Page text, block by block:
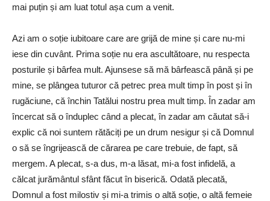
mai puțin și am luat totul așa cum a venit.
Azi am o soție iubitoare care are grijă de mine și care nu-mi
iese din cuvânt. Prima soție nu era ascultătoare, nu respecta
posturile și bârfea mult. Ajunsese să mă bârfească până și pe
mine, se plângea tuturor că petrec prea mult timp în post și în
rugăciune, că închin Tatălui nostru prea mult timp. În zadar am
încercat să o înduplec când a plecat, în zadar am căutat să-i
explic că noi suntem rătăciți pe un drum nesigur și că Domnul
o să se îngrijească de cărarea pe care trebuie, de fapt, să
mergem. A plecat, s-a dus, m-a lăsat, mi-a fost infidelă, a
călcat jurământul sfânt făcut în biserică. Odată plecată,
Domnul a fost milostiv și mi-a trimis o altă soție, o altă femeie